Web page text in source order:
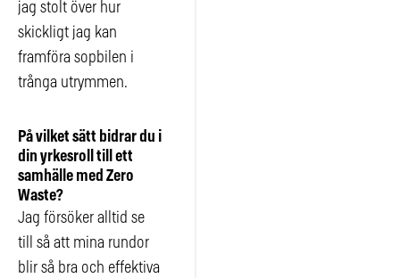
jag stolt över hur
skickligt jag kan
framföra sopbilen i
trånga utrymmen.
På vilket sätt bidrar du i
din yrkesroll till ett
samhälle med Zero
Waste?
Jag försöker alltid se
till så att mina rundor
blir så bra och effektiva